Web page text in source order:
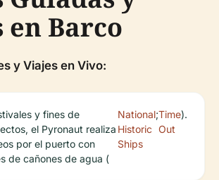
en Barco
y Viajes en Vivo:
y fines de
el Pyronaut realiza
por el puerto con
de cañones de agua (
National
Historic
Ships
;Time
Out
).